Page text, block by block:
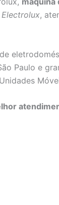
Electrolux,
Paulo e